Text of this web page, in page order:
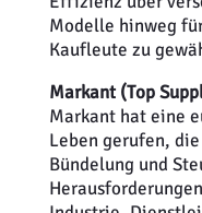
Modelle hinweg
Kaufleute zu
Markant (Top
Markant hat eine
Leben gerufen,
Bündelung und